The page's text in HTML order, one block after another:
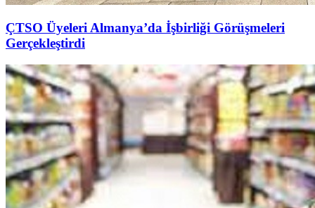
ÇTSO Üyeleri Almanya’da İşbirliği Görüşmeleri
Gerçekleştirdi